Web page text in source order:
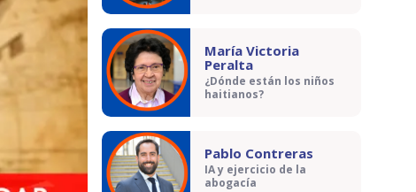
María Victoria
Peralta
¿Dónde están los niños
haitianos?
Pablo Contreras
IA y ejercicio de la
abogacía